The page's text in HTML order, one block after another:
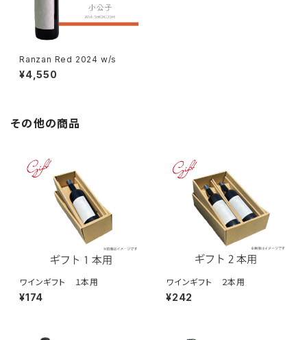
Ranzan Red 2024 w/s
¥4,550
その他の商品
ワインギフト １本用
¥174
ワインギフト ２本用
¥242